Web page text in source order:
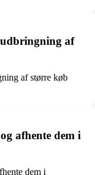
af
af større køb
afhente dem i
dem i